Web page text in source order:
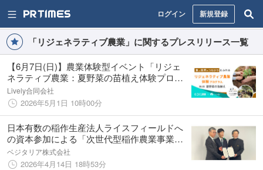
ログイン 新規登録
「リジェネラティブ農業」に関するプレスリリース一覧
【6月7日(日)】農業体験型イベント「リジェ
ネラティブ農業：夏野菜の苗植え体験プログ
ラム」を神奈川県藤沢市で開催
Lively合同会社
2026年5月1日 10時00分
日本有数の稲作生産法人ライスフィールドへ
の資本参加による「次世代型稲作農業事業」
展開に関して
ベジタリア株式会社
2026年4月14日 18時53分